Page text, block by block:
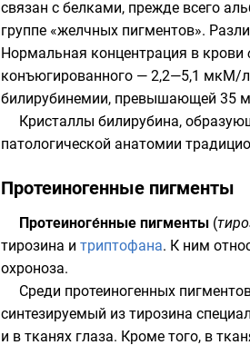
связан с белками, прежде всего
группе «желчных пигментов».
Нормальная концентрация в крови
конъюгированного — 2,2—5,1 мкМ/
билирубинемии, превышающей 35
Кристаллы билирубина,
патологической анатомии
Протеиногенные пигменты
Протеиноге́нные пигменты (
тирозина и триптофана. К ним
охроноза.
Среди протеиногенных
синтезируемый из тирозина
и в тканях глаза. Кроме того, в